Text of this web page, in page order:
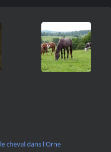
le cheval dans l'Orne